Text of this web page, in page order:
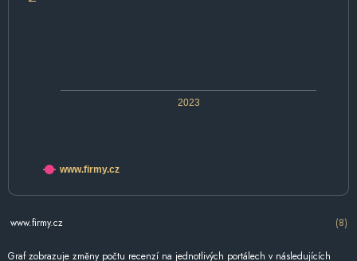
2023
www.firmy.cz
www.firmy.cz (8)
Graf zobrazuje změny počtu recenzí na jednotlivých portálech v následujících